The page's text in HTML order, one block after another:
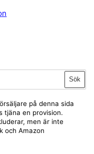
Sök
på denna sida
tjäna en provision.
men är inte
och Amazon